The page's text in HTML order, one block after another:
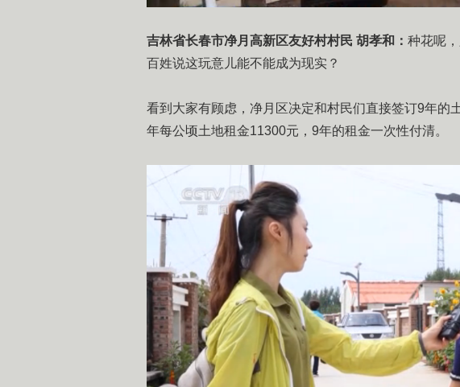
吉林省长春市净月高新区友好村村民 胡孝和： 种花呢
百姓说这玩意儿能不能成为现实？
看到大家有顾虑，净月区决定和村民们直接签订9年的
年每公顷土地租金11300元，9年的租金一次性付清。